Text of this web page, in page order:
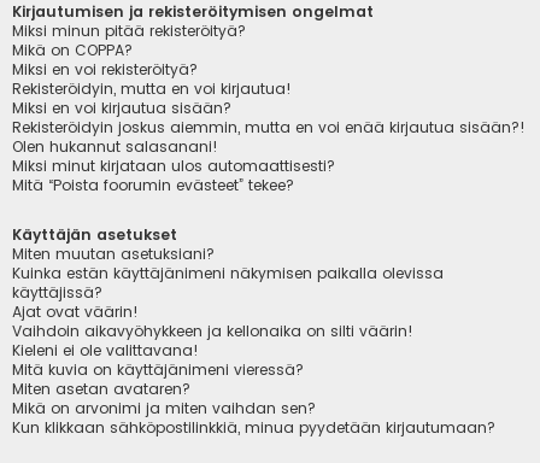
Kirjautumisen ja rekisteröitymisen ongelmat
Miksi minun pitää rekisteröityä?
Mikä on COPPA?
Miksi en voi rekisteröityä?
Rekisteröidyin, mutta en voi kirjautua!
Miksi en voi kirjautua sisään?
Rekisteröidyin joskus aiemmin, mutta en voi enää kirjautua sisään?!
Olen hukannut salasanani!
Miksi minut kirjataan ulos automaattisesti?
Mitä “Poista foorumin evästeet” tekee?
Käyttäjän asetukset
Miten muutan asetuksiani?
Kuinka estän käyttäjänimeni näkymisen paikalla olevissa
käyttäjissä?
Ajat ovat väärin!
Vaihdoin aikavyöhykkeen ja kellonaika on silti väärin!
Kieleni ei ole valittavana!
Mitä kuvia on käyttäjänimeni vieressä?
Miten asetan avataren?
Mikä on arvonimi ja miten vaihdan sen?
Kun klikkaan sähköpostilinkkiä, minua pyydetään kirjautumaan?